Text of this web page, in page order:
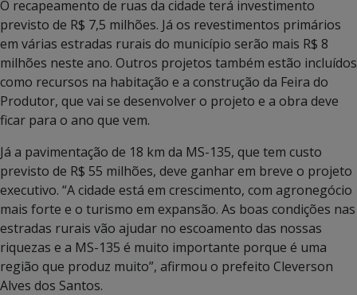
O recapeamento de ruas da cidade terá investimento
previsto de R$ 7,5 milhões. Já os revestimentos primários
em várias estradas rurais do município serão mais R$ 8
milhões neste ano. Outros projetos também estão incluídos
como recursos na habitação e a construção da Feira do
Produtor, que vai se desenvolver o projeto e a obra deve
ficar para o ano que vem.
Já a pavimentação de 18 km da MS-135, que tem custo
previsto de R$ 55 milhões, deve ganhar em breve o projeto
executivo. “A cidade está em crescimento, com agronegócio
mais forte e o turismo em expansão. As boas condições nas
estradas rurais vão ajudar no escoamento das nossas
riquezas e a MS-135 é muito importante porque é uma
região que produz muito”, afirmou o prefeito Cleverson
Alves dos Santos.